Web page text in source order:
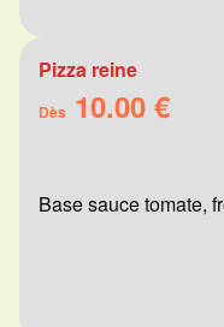
Pizza reine
Dès 10.00 €
Base sauce tomate,